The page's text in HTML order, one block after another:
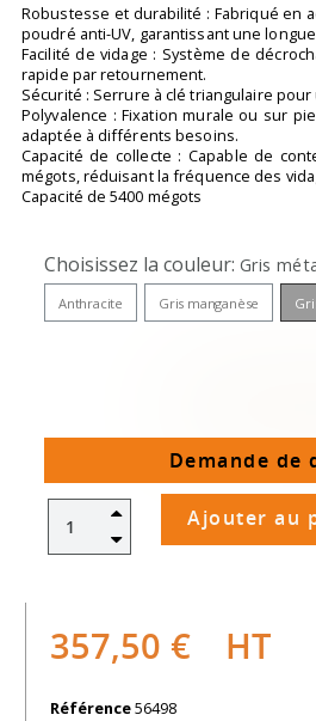
Robustesse et durabilité : Fabriqué en
poudré anti-UV, garantissant une
Facilité de vidage : Système de
rapide par retournement.
Sécurité : Serrure à clé triangulaire
Polyvalence : Fixation murale ou sur
adaptée à différents besoins.
Capacité de collecte : Capable de
mégots, réduisant la fréquence des
Capacité de 5400 mégots
Choisissez la couleur Gris
Anthracite Gris manganèse
Demande de
Ajouter au
357,50 € HT
Référence56498